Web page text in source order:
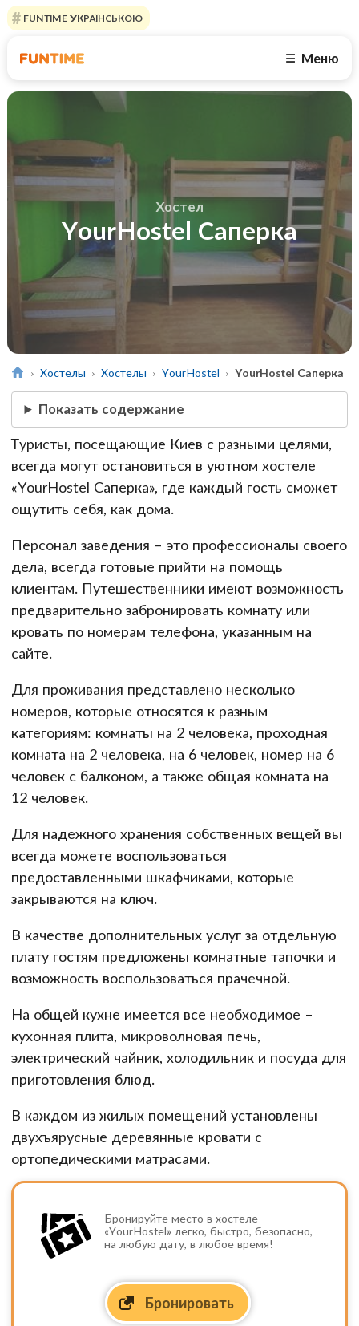
FUNTIME УКРАЇНСЬКОЮ
☰ Меню
Хостел
YourHostel Саперка
Хостелы Хостелы YourHostel YourHostel Саперка
Показать содержание
Туристы, посещающие Киев с разными целями,
всегда могут остановиться в уютном хостеле
«YourHostel Саперка», где каждый гость сможет
ощутить себя, как дома.
Персонал заведения – это профессионалы своего
дела, всегда готовые прийти на помощь
клиентам. Путешественники имеют возможность
предварительно забронировать комнату или
кровать по номерам телефона, указанным на
сайте.
Для проживания представлено несколько
номеров, которые относятся к разным
категориям: комнаты на 2 человека, проходная
комната на 2 человека, на 6 человек, номер на 6
человек с балконом, а также общая комната на
12 человек.
Для надежного хранения собственных вещей вы
всегда можете воспользоваться
предоставленными шкафчиками, которые
закрываются на ключ.
В качестве дополнительных услуг за отдельную
плату гостям предложены комнатные тапочки и
возможность воспользоваться прачечной.
На общей кухне имеется все необходимое –
кухонная плита, микроволновая печь,
электрический чайник, холодильник и посуда для
приготовления блюд.
В каждом из жилых помещений установлены
двухъярусные деревянные кровати с
ортопедическими матрасами.
Бронируйте место в хостеле
«YourHostel» легко, быстро, безопасно,
на любую дату, в любое время!
Бронировать